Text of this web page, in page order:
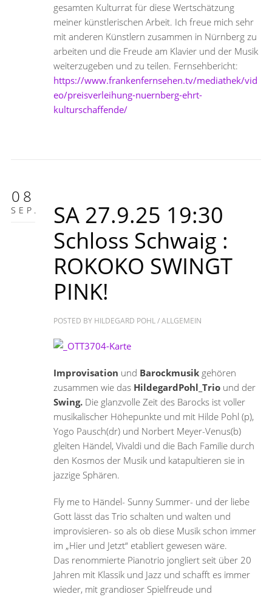
gesamten Kulturrat für diese Wertschätzung
meiner künstlerischen Arbeit. Ich freue mich sehr
mit anderen Künstlern zusammen in Nürnberg zu
arbeiten und die Freude am Klavier und der Musik
weiterzugeben und zu teilen. Fernsehbericht:
https://www.frankenfernsehen.tv/mediathek/vid
eo/preisverleihung-nuernberg-ehrt-
kulturschaffende/
08
SEP.
SA 27.9.25 19:30
Schloss Schwaig :
ROKOKO SWINGT
PINK!
POSTED BY HILDEGARD POHL/ALLGEMEIN
Improvisation und Barockmusikgehören
zusammen wie das HildegardPohl_Triound der
Swing.Die glanzvolle Zeit des Barocks ist voller
musikalischer Höhepunkte und mit Hilde Pohl (p),
Yogo Pausch(dr) und Norbert Meyer-Venus(b)
gleiten Händel, Vivaldi und die Bach Familie durch
den Kosmos der Musik und katapultieren sie in
jazzige Sphären.
Fly me to Händel- Sunny Summer- und der liebe
Gott lässt das Trio schalten und walten und
improvisieren- so als ob diese Musik schon immer
im „Hier und Jetzt“ etabliert gewesen wäre.
Das renommierte Pianotrio jongliert seit über 20
Jahren mit Klassik und Jazz und schafft es immer
wieder, mit grandioser Spielfreude und